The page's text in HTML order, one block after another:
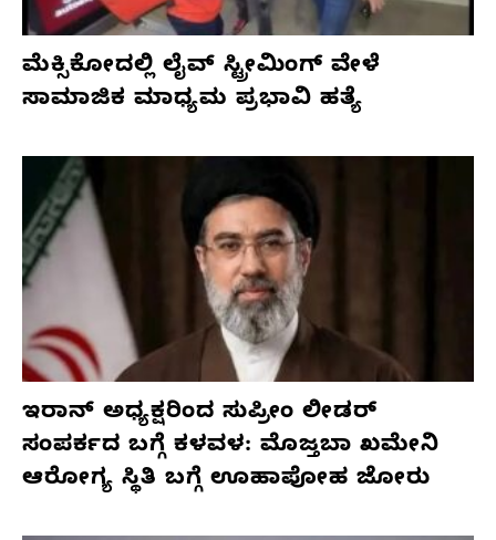
ಮೆಕ್ಸಿಕೋದಲ್ಲಿ ಲೈವ್ ಸ್ಟ್ರೀಮಿಂಗ್ ವೇಳೆ
ಸಾಮಾಜಿಕ ಮಾಧ್ಯಮ ಪ್ರಭಾವಿ ಹತ್ಯೆ
ಇರಾನ್ ಅಧ್ಯಕ್ಷರಿಂದ ಸುಪ್ರೀಂ ಲೀಡರ್
ಸಂಪರ್ಕದ ಬಗ್ಗೆ ಕಳವಳ: ಮೊಜ್ತಬಾ ಖಮೇನಿ
ಆರೋಗ್ಯ ಸ್ಥಿತಿ ಬಗ್ಗೆ ಊಹಾಪೋಹ ಜೋರು